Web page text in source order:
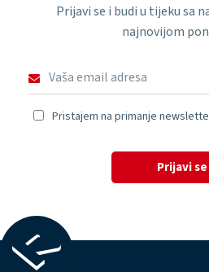
Prijavi se i budi u tijeku sa
najnovijom
Pristajem na primanje
Prijavi se